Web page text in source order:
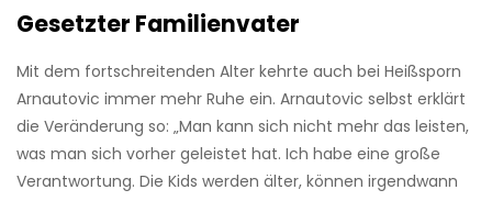
Gesetzter Familienvater
Mit dem fortschreitenden Alter kehrte auch bei Heißsporn
Arnautovic immer mehr Ruhe ein. Arnautovic selbst erklärt
die Veränderung so: „Man kann sich nicht mehr das leisten,
was man sich vorher geleistet hat. Ich habe eine große
Verantwortung. Die Kids werden älter, können irgendwann